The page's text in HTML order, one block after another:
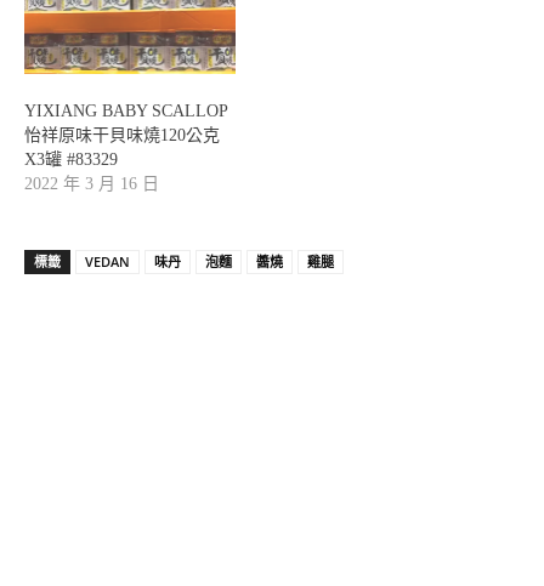
YIXIANG BABY SCALLOP
怡祥原味干貝味燒120公克
X3罐 #83329
2022 年 3 月 16 日
標籤 VEDAN 味丹 泡麵 醬燒 雞腿